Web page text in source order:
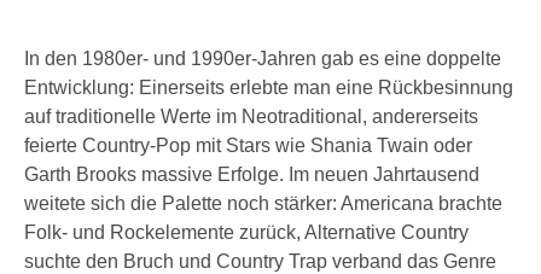
In den 1980er- und 1990er-Jahren gab es eine doppelte
Entwicklung: Einerseits erlebte man eine Rückbesinnung
auf traditionelle Werte im Neotraditional, andererseits
feierte Country-Pop mit Stars wie Shania Twain oder
Garth Brooks massive Erfolge. Im neuen Jahrtausend
weitete sich die Palette noch stärker: Americana brachte
Folk- und Rockelemente zurück, Alternative Country
suchte den Bruch und Country Trap verband das Genre